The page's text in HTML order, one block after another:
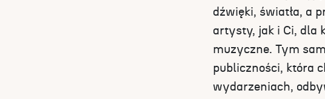
dźwięki, światła, a
artysty, jak i Ci, dla
muzyczne. Tym
publiczności, która
wydarzeniach,